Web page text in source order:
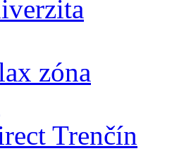
zóna
Trenčín